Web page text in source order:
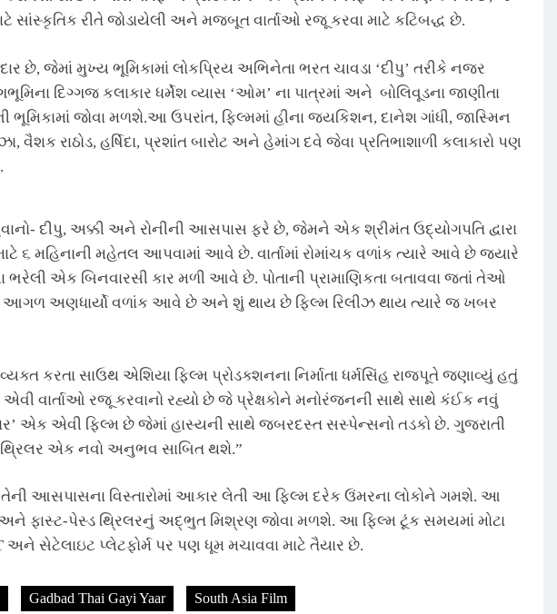
સાંસ્કૃતિક રીતે જોડાયેલી અને મજબૂત વાર્તાઓ રજૂ કરવા માટે કટિબદ્ધ છે.
છે, જેમાં મુખ્ય ભૂમિકામાં લોકપ્રિય અભિનેતા ભરત ચાવડા ‘દીપુ’ તરીકે નજર
દિગ્ગજ કલાકાર ધર્મેશ વ્યાસ ‘ઓમ’ ના પાત્રમાં અને બોલિવૂડના જાણીતા
ભૂમિકામાં જોવા મળશે.આ ઉપરાંત, ફિલ્મમાં હીના જયકિશન, દાનેશ ગાંધી, જાસ્મિન
રાઠોડ, હર્ષિદા, પ્રશાંત બારોટ અને હેમાંગ દવે જેવા પ્રતિભાશાળી કલાકારો પણ
દીપુ, અક્કી અને રોનીની આસપાસ ફરે છે, જેમને એક શ્રીમંત ઉદ્યોગપતિ દ્વારા
માટે ૬ મહિનાની મહેતલ આપવામાં આવે છે. વાર્તામાં રોમાંચક વળાંક ત્યારે આવે છે જ્યારે
એક બિનવારસી કાર મળી આવે છે. પોતાની પ્રામાણિકતા બતાવવા જતાં તેઓ
અણધાર્યો વળાંક આવે છે અને શું થાય છે ફિલ્મ રિલીઝ થાય ત્યારે જ ખબર
કરતા સાઉથ એશિયા ફિલ્મ પ્રોડક્શનના નિર્માતા ધર્મસિંહ રાજપૂતે જણાવ્યું હતું
વાર્તાઓ રજૂ કરવાનો રહ્યો છે જે પ્રેક્ષકોને મનોરંજનની સાથે સાથે કંઈક નવું
એક એવી ફિલ્મ છે જેમાં હાસ્યની સાથે જબરદસ્ત સસ્પેન્સનો તડકો છે. ગુજરાતી
થ્રિલર એક નવો અનુભવ સાબિત થશે.”
આસપાસના વિસ્તારોમાં આકાર લેતી આ ફિલ્મ દરેક ઉંમરના લોકોને ગમશે. આ
ફાસ્ટ-પેસ્ડ થ્રિલરનું અદ્ભુત મિશ્રણ જોવા મળશે. આ ફિલ્મ ટૂંક સમયમાં મોટા
અને સેટેલાઇટ પ્લેટફોર્મ પર પણ ધૂમ મચાવવા માટે તૈયાર છે.
Gadbad Thai Gayi Yaar South Asia Film